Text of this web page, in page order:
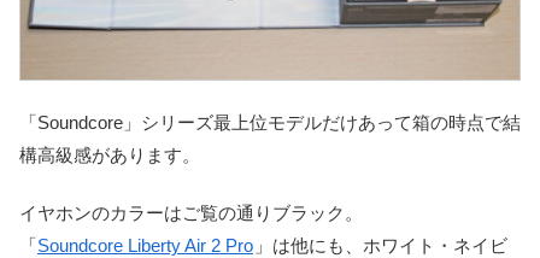
「Soundcore」シリーズ最上位モデルだけあって箱の時点で結
構高級感があります。
イヤホンのカラーはご覧の通りブラック。
「 Soundcore Liberty Air 2 Pro 」は他にも、ホワイト・ネイビ